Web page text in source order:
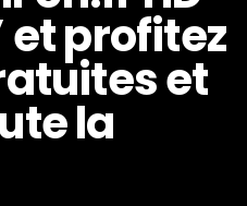
et profitez
et
la